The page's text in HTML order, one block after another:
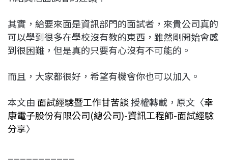
其實，給要來面是資訊部門的面試者，來貴公司真的
可以學到很多在學校沒有教的東西，雖然剛開始會感
到很困難，但是真的只要有心沒有不可能的。
而且，大家都很好，希望有機會你也可以加入。
本文由 面試經驗暨工作甘苦談授權轉載，原文〈幸
康電子股份有限公司(總公司)-資訊工程師-面試經驗
分享〉